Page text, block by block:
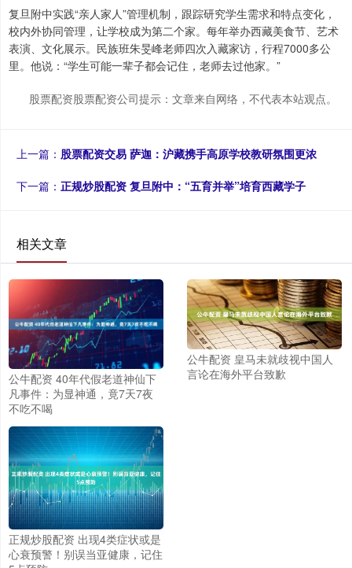
复旦附中实践“亲人家人”管理机制，跟踪研究学生需求和特点变化，
校内外协同管理，让学校成为第二个家。每年举办西藏美食节、艺术
表演、文化展示。民族班朱旻峰老师四次入藏家访，行程7000多公
里。他说：“学生可能一辈子都会记住，老师去过他家。”
股票配资股票配资公司提示：文章来自网络，不代表本站观点。
上一篇： 股票配资交易 萨迦：沪藏携手高原学校教研氛围更浓
下一篇： 正规炒股配资 复旦附中：“五育并举”培育西藏学子
相关文章
公牛配资 40年代假老道神仙下
凡事件：为显神通，竟7天7夜
不吃不喝
公牛配资 皇马未就歧视中国人
言论在海外平台致歉
正规炒股配资 出现4类症状或是
心衰预警！别误当亚健康，记住